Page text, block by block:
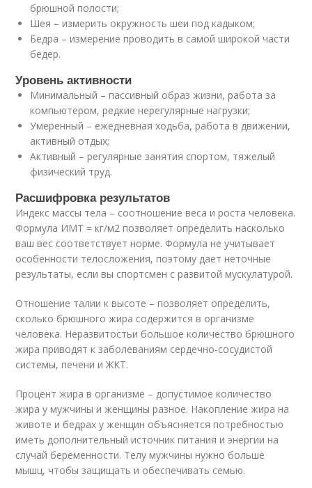
брюшной полости;
Шея – измерить окружность шеи под кадыком;
Бедра – измерение проводить в самой широкой части
бедер.
Уровень активности
Минимальный – пассивный образ жизни, работа за
компьютером, редкие нерегулярные нагрузки;
Умеренный – ежедневная ходьба, работа в движении,
активный отдых;
Активный – регулярные занятия спортом, тяжелый
физический труд.
Расшифровка результатов
Индекс массы тела – соотношение веса и роста человека.
Формула ИМТ = кг/м2 позволяет определить насколько
ваш вес соответствует норме. Формула не учитывает
особенности телосложения, поэтому дает неточные
результаты, если вы спортсмен с развитой мускулатурой.
Отношение талии к высоте – позволяет определить,
сколько брюшного жира содержится в организме
человека. Неразвитостьи большое количество брюшного
жира приводят к заболеваниям сердечно-сосудистой
системы, печени и ЖКТ.
Процент жира в организме – допустимое количество
жира у мужчины и женщины разное. Накопление жира на
животе и бедрах у женщин объясняется потребностью
иметь дополнительный источник питания и энергии на
случай беременности. Телу мужчины нужно больше
мышц, чтобы защищать и обеспечивать семью.